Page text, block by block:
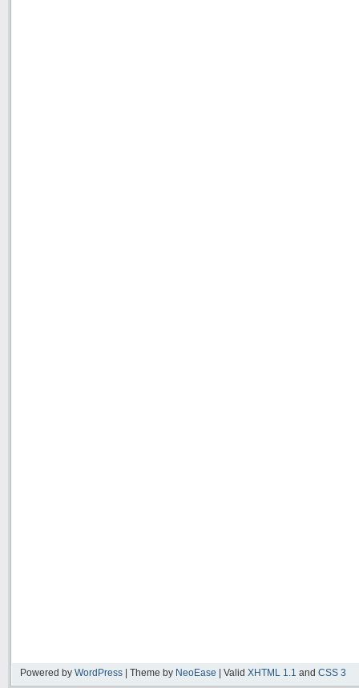
Powered by WordPress | Theme by NeoEase | Valid XHTML 1.1 and CSS 3